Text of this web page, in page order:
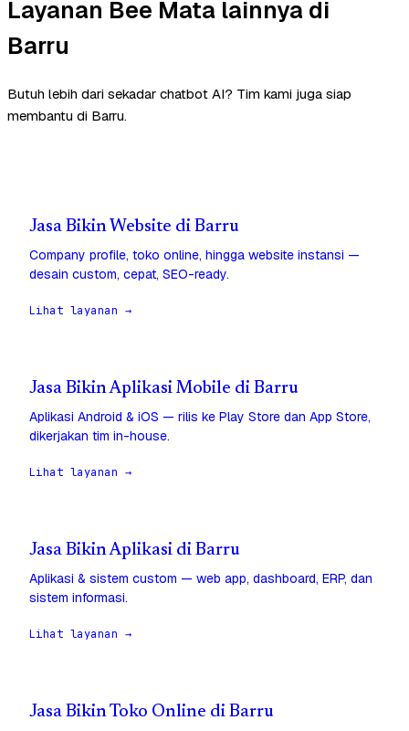
Layanan Bee Mata lainnya di
Barru
Butuh lebih dari sekadar chatbot AI? Tim kami juga siap
membantu di Barru.
Jasa Bikin Website di Barru
Company profile, toko online, hingga website instansi —
desain custom, cepat, SEO-ready.
Lihat layanan →
Jasa Bikin Aplikasi Mobile di Barru
Aplikasi Android & iOS — rilis ke Play Store dan App Store,
dikerjakan tim in-house.
Lihat layanan →
Jasa Bikin Aplikasi di Barru
Aplikasi & sistem custom — web app, dashboard, ERP, dan
sistem informasi.
Lihat layanan →
Jasa Bikin Toko Online di Barru